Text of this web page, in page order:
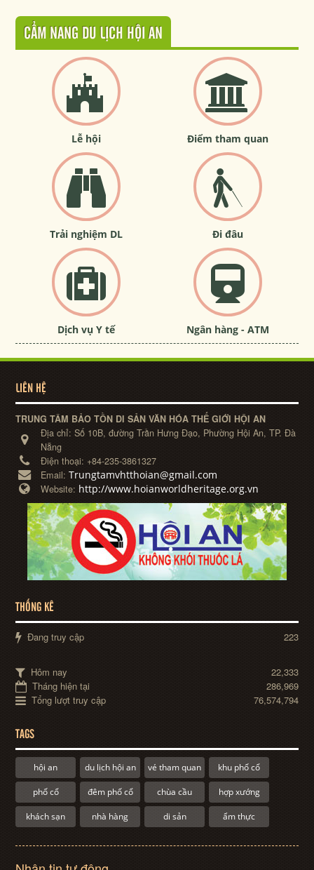
CẨM NANG DU LỊCH HỘI AN
Lễ hội Điểm tham quan
Trải nghiệm DL Đi đâu
Dịch vụ Y tế Ngân hàng - ATM
LIÊN HỆ
TRUNG TÂM BẢO TỒN DI SẢN VĂN HÓA THẾ GIỚI HỘI AN
Địa chỉ:Số 10B, đường Trần Hưng Đạo, Phường Hội An, TP. Đà
Nẵng
Điện thoại: +84-235-3861327
Email:Trungtamvhtthoian@gmail.com
Website: http://www.hoianworldheritage.org.vn
THỐNG KÊ
Đang truy cập 223
Hôm nay
22,333
Tháng hiện tại
286,969
Tổng lượt truy cập
76,574,794
TAGS
hội an du lịch hội an vé tham quan khu phố cổ
phố cổ đêm phố cổ chùa cầu hợp xướng
khách sạn nhà hàng di sản ẩm thực